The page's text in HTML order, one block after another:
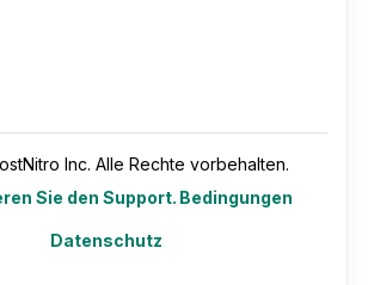
Inc. Alle Rechte vorbehalten.
Sie den Support. Bedingungen
Datenschutz